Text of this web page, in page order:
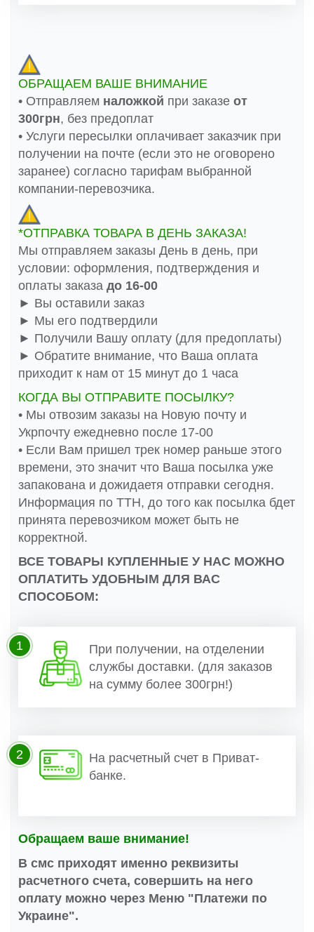
ОБРАЩАЕМ ВАШЕ ВНИМАНИЕ
• Отправляем наложкой при заказе от
300грн, без предоплат
• Услуги пересылки оплачивает заказчик при
получении на почте (если это не оговорено
заранее) согласно тарифам выбранной
компании-перевозчика.
*ОТПРАВКА ТОВАРА В ДЕНЬ ЗАКАЗА!
Мы отправляем заказы День в день, при
условии: оформления, подтверждения и
оплаты заказа до 16-00
► Вы оставили заказ
► Мы его подтвердили
► Получили Вашу оплату (для предоплаты)
► Обратите внимание, что Ваша оплата
приходит к нам от 15 минут до 1 часа
КОГДА ВЫ ОТПРАВИТЕ ПОСЫЛКУ?
• Мы отвозим заказы на Новую почту и
Укрпочту ежедневно после 17-00
• Если Вам пришел трек номер раньше этого
времени, это значит что Ваша посылка уже
запакована и дожидаетя отправки сегодня.
Информация по ТТН, до того как посылка бдет
принята перевозчиком может быть не
корректной.
ВСЕ ТОВАРЫ КУПЛЕННЫЕ У НАС МОЖНО
ОПЛАТИТЬ УДОБНЫМ ДЛЯ ВАС
СПОСОБОМ:
При получении, на отделении
службы доставки. (для заказов
на сумму более 300грн!)
1
На расчетный счет в Приват-
банке.
2
Обращаем ваше внимание!
В смс приходят именно реквизиты
расчетного счета, совершить на него
оплату можно через Меню "Платежи по
Украине".